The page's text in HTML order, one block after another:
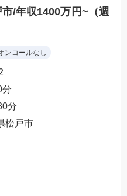
市/年収1400万円~（週
ンコールなし
分
分
松戸市